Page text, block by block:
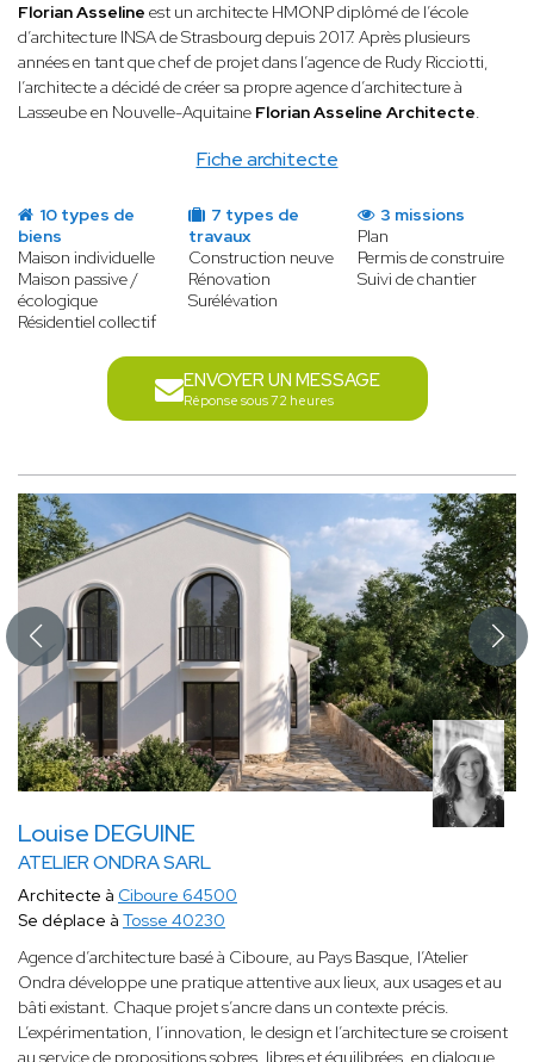
Fiche architecte
Florian Asseline est un architecte HMONP diplômé de l’école
d’architecture INSA de Strasbourg depuis 2017. Après plusieurs
années en tant que chef de projet dans l’agence de Rudy Ricciotti,
l’architecte a décidé de créer sa propre agence d’architecture à
Lasseube en Nouvelle-Aquitaine Florian Asseline Architecte.
10 types de
biens
Maison individuelle
Maison passive /
écologique
Résidentiel collectif
7 types de
travaux
Construction neuve
Rénovation
Surélévation
3 missions
Plan
Permis de construire
Suivi de chantier
ENVOYER UN MESSAGE
Réponse sous 72 heures
Louise DEGUINE
ATELIER ONDRA SARL
Architecte à Ciboure 64500
Se déplace à Tosse 40230
Agence d’architecture basé à Ciboure, au Pays Basque, l’Atelier
Ondra développe une pratique attentive aux lieux, aux usages et au
bâti existant. Chaque projet s’ancre dans un contexte précis.
L’expérimentation, l’innovation, le design et l’architecture se croisent